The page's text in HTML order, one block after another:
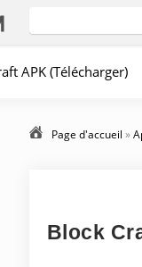
APK (Télécharger)
Page d'accueil »
Block